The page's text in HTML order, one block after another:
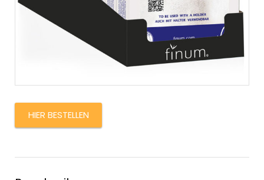
HIER BESTELLEN